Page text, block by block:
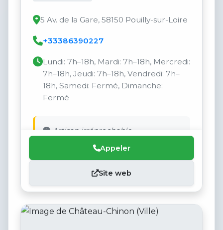
5 Av. de la Gare, 58150 Pouilly-sur-Loire
+33386390227
Lundi: 7h–18h, Mardi: 7h–18h, Mercredi:
7h–18h, Jeudi: 7h–18h, Vendredi: 7h–
18h, Samedi: Fermé, Dimanche:
Fermé
Artisan irréprochable.
Appeler
Site web